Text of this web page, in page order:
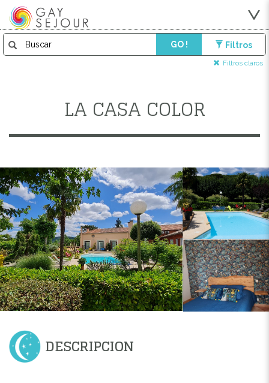
GO ! Filtros
Filtros claros
LA CASA COLOR
DESCRIPCION